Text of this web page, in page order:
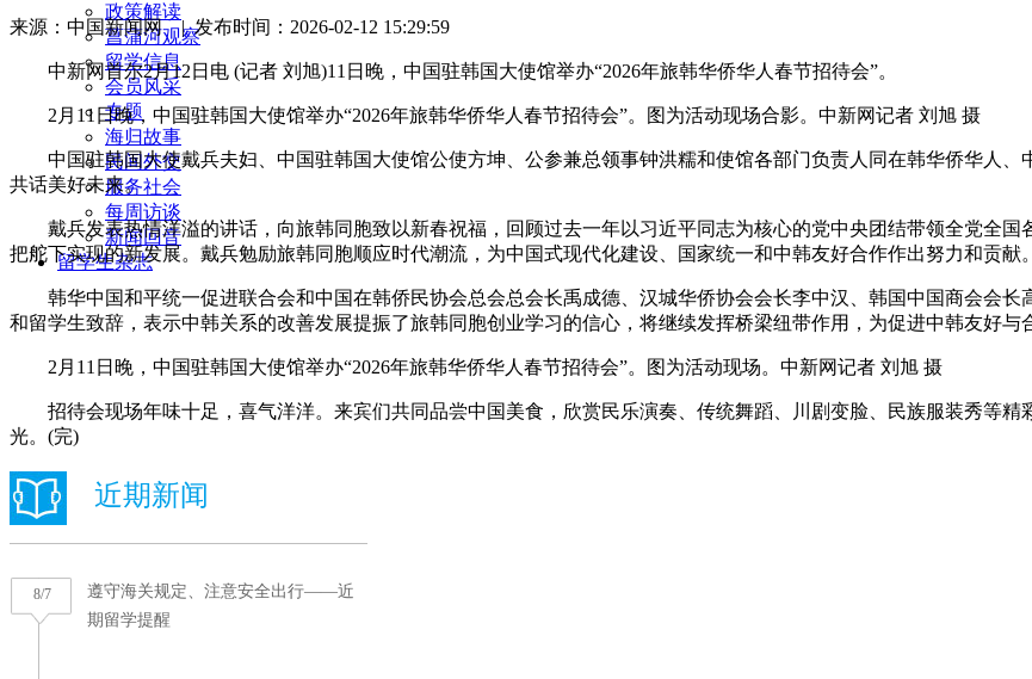
政策解读
菖蒲河观察
留学信息
会员风采
专题
海归故事
民间外交
服务社会
每周访谈
新闻回音
留学生杂志
来源：中国新闻网 |发布时间：2026-02-12 15:29:59
中新网首尔2月12日电 (记者 刘旭)11日晚，中国驻韩国大使馆举办“2026年旅韩华侨华人春节招待会”。
2月11日晚，中国驻韩国大使馆举办“2026年旅韩华侨华人春节招待会”。图为活动现场合影。中新网记者 刘旭 摄
中国驻韩国大使戴兵夫妇、中国驻韩国大使馆公使方坤、公参兼总领事钟洪糯和使馆各部门负责人同在韩华侨华人、
共话美好未来。
戴兵发表热情洋溢的讲话，向旅韩同胞致以新春祝福，回顾过去一年以习近平同志为核心的党中央团结带领全党全国
把舵下实现的新发展。戴兵勉励旅韩同胞顺应时代潮流，为中国式现代化建设、国家统一和中韩友好合作作出努力和贡献。
韩华中国和平统一促进联合会和中国在韩侨民协会总会总会长禹成德、汉城华侨协会会长李中汉、韩国中国商会会长
和留学生致辞，表示中韩关系的改善发展提振了旅韩同胞创业学习的信心，将继续发挥桥梁纽带作用，为促进中韩友好与
2月11日晚，中国驻韩国大使馆举办“2026年旅韩华侨华人春节招待会”。图为活动现场。中新网记者 刘旭 摄
招待会现场年味十足，喜气洋洋。来宾们共同品尝中国美食，欣赏民乐演奏、传统舞蹈、川剧变脸、民族服装秀等精
光。(完)